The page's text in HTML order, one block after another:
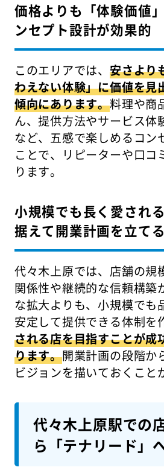
価格よりも「体験価値
ンセプト設計が効果的
このエリアでは、安さより
わえない体験」に価値を見
傾向にあります。料理や商
ん、提供方法やサービス体
など、五感で楽しめるコン
ことで、リピーターや口コ
ります。
小規模でも長く愛され
据えて開業計画を立てる
代々木上原では、店舗の規
関係性や継続的な信頼構築
な拡大よりも、小規模でも
安定して提供できる体制を
される店を目指すことが成
ります。開業計画の段階か
ビジョンを描いておくこと
代々木上原駅での
ら「テナリード」